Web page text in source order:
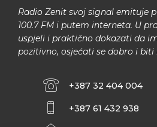
Radio Zenit svoj signal emituje
100.7 FM i putem interneta. U
uspjeli i praktično dokazati da
pozitivno, osjećati se dobro i biti
+387 32 404 004
+387 61 432 938